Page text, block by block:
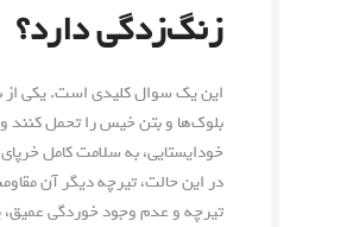
زنگ‌زدگی دارد؟
این یک سوال کلیدی است. یکی از
بلوک‌ها و بتن خیس را تحمل کنند
خودایستایی، به سلامت کامل
در این حالت، تیرچه دیگر آن
تیرچه و عدم وجود خوردگی